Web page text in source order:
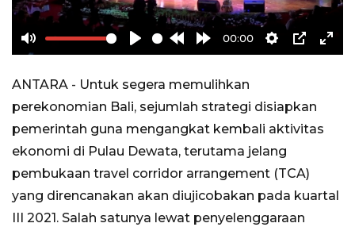
Mute Play
RewindForward
10s
00:00
Settings
PIP
ANTARA - Untuk segera memulihkan
perekonomian Bali, sejumlah strategi disiapkan
pemerintah guna mengangkat kembali aktivitas
ekonomi di Pulau Dewata, terutama jelang
pembukaan travel corridor arrangement (TCA)
yang direncanakan akan diujicobakan pada kuartal
III 2021. Salah satunya lewat penyelenggaraan